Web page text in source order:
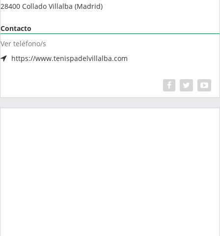
28400 Collado Villalba (Madrid)
Contacto
Ver teléfono/s
https://www.tenispadelvillalba.com